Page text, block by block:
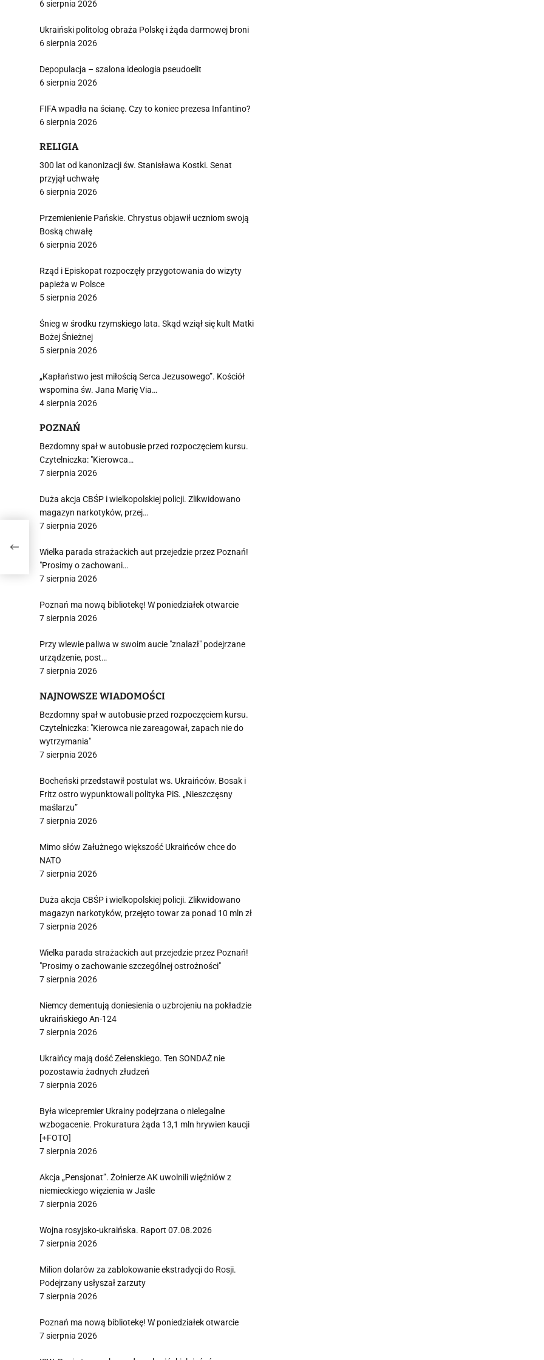
6 sierpnia 2026
Ukraiński politolog obraża Polskę i żąda darmowej broni
6 sierpnia 2026
Depopulacja – szalona ideologia pseudoelit
6 sierpnia 2026
FIFA wpadła na ścianę. Czy to koniec prezesa Infantino?
6 sierpnia 2026
RELIGIA
300 lat od kanonizacji św. Stanisława Kostki. Senat
przyjął uchwałę
6 sierpnia 2026
Przemienienie Pańskie. Chrystus objawił uczniom swoją
Boską chwałę
6 sierpnia 2026
Rząd i Episkopat rozpoczęły przygotowania do wizyty
papieża w Polsce
5 sierpnia 2026
Śnieg w środku rzymskiego lata. Skąd wziął się kult Matki
Bożej Śnieżnej
5 sierpnia 2026
„Kapłaństwo jest miłością Serca Jezusowego”. Kościół
wspomina św. Jana Marię Via…
4 sierpnia 2026
POZNAŃ
Bezdomny spał w autobusie przed rozpoczęciem kursu.
Czytelniczka: "Kierowca…
7 sierpnia 2026
Duża akcja CBŚP i wielkopolskiej policji. Zlikwidowano
magazyn narkotyków, przej…
7 sierpnia 2026
Wielka parada strażackich aut przejedzie przez Poznań!
"Prosimy o zachowani…
7 sierpnia 2026
Poznań ma nową bibliotekę! W poniedziałek otwarcie
7 sierpnia 2026
Przy wlewie paliwa w swoim aucie "znalazł" podejrzane
urządzenie, post…
7 sierpnia 2026
NAJNOWSZE WIADOMOŚCI
Bezdomny spał w autobusie przed rozpoczęciem kursu.
Czytelniczka: "Kierowca nie zareagował, zapach nie do
wytrzymania"
7 sierpnia 2026
Bocheński przedstawił postulat ws. Ukraińców. Bosak i
Fritz ostro wypunktowali polityka PiS. „Nieszczęsny
maślarzu”
7 sierpnia 2026
Mimo słów Załużnego większość Ukraińców chce do
NATO
7 sierpnia 2026
Duża akcja CBŚP i wielkopolskiej policji. Zlikwidowano
magazyn narkotyków, przejęto towar za ponad 10 mln zł
7 sierpnia 2026
Wielka parada strażackich aut przejedzie przez Poznań!
"Prosimy o zachowanie szczególnej ostrożności"
7 sierpnia 2026
Niemcy dementują doniesienia o uzbrojeniu na pokładzie
ukraińskiego An-124
7 sierpnia 2026
Ukraińcy mają dość Zełenskiego. Ten SONDAŻ nie
pozostawia żadnych złudzeń
7 sierpnia 2026
Była wicepremier Ukrainy podejrzana o nielegalne
wzbogacenie. Prokuratura żąda 13,1 mln hrywien kaucji
[+FOTO]
7 sierpnia 2026
Akcja „Pensjonat”. Żołnierze AK uwolnili więźniów z
niemieckiego więzienia w Jaśle
7 sierpnia 2026
Wojna rosyjsko-ukraińska. Raport 07.08.2026
7 sierpnia 2026
Milion dolarów za zablokowanie ekstradycji do Rosji.
Podejrzany usłyszał zarzuty
7 sierpnia 2026
Poznań ma nową bibliotekę! W poniedziałek otwarcie
7 sierpnia 2026